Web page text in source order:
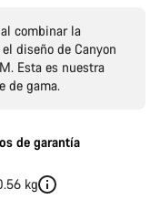
combinar la
diseño de Canyon
Esta es nuestra
de gama.
de garantía
kg